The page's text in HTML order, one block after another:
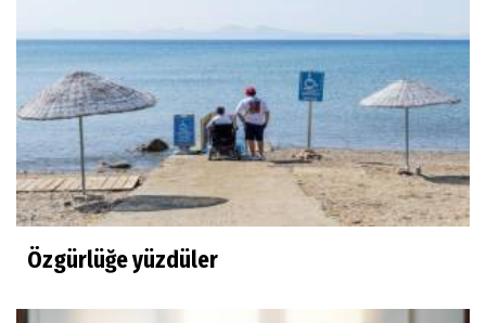
Özgürlüğe yüzdüler